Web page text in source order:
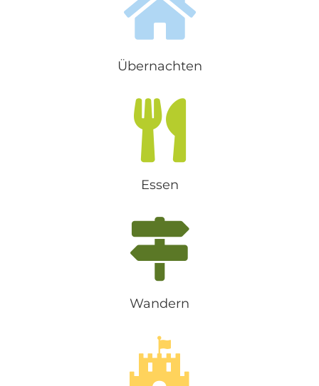
Übernachten
Essen
Wandern